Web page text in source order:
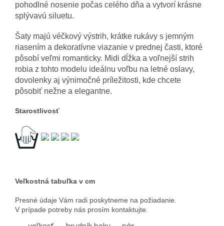
pohodlné nosenie počas celého dňa a vytvorí krásne
splývavú siluetu.
Šaty majú véčkový výstrih, krátke rukávy s jemným
riasením a dekoratívne viazanie v prednej časti, ktoré
pôsobí veľmi romanticky. Midi dĺžka a voľnejší strih
robia z tohto modelu ideálnu voľbu na letné oslavy,
dovolenky aj výnimočné príležitosti, kde chcete
pôsobiť nežne a elegantne.
Starostlivosť
Veľkostná tabuľka v cm
Presné údaje Vám radi poskytneme na požiadanie.
V prípade potreby nás prosím kontaktujte.